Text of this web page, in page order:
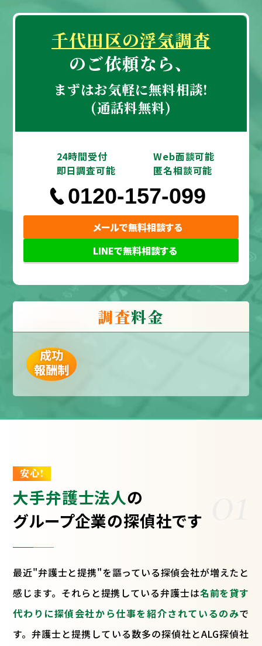
精神的にも非常に苦しいため、プロである探偵
す。ただ、探偵事務所に依頼をするのが初めて
であるため、調査にかかる具体的な金額や費用
の総額がどのくらいになるのかが分からず、少
し不安があります。まずは現在の状況でどのよ
うな調査が可能か、費用の面も含めてアドバイ
スをいただけますと幸いです。
千代田区の浮気調査
のご依頼なら、
まずはお気軽に無料相談!
(通話料無料)
24時間受付
Web面談可能
即日調査可能
匿名相談可能
0120-157-099
メールで無料相談する
LINEで無料相談する
調査料金
成功
報酬制
安心!
大手弁護士法人の
グループ企業の探偵社です
最近"弁護士と提携"を謳っている探偵会社が増えたと
感じます。それらと提携している弁護士は名前を貸す
代わりに探偵会社から仕事を紹介されているのみで
す。弁護士と提携している数多の探偵社とALG探偵社